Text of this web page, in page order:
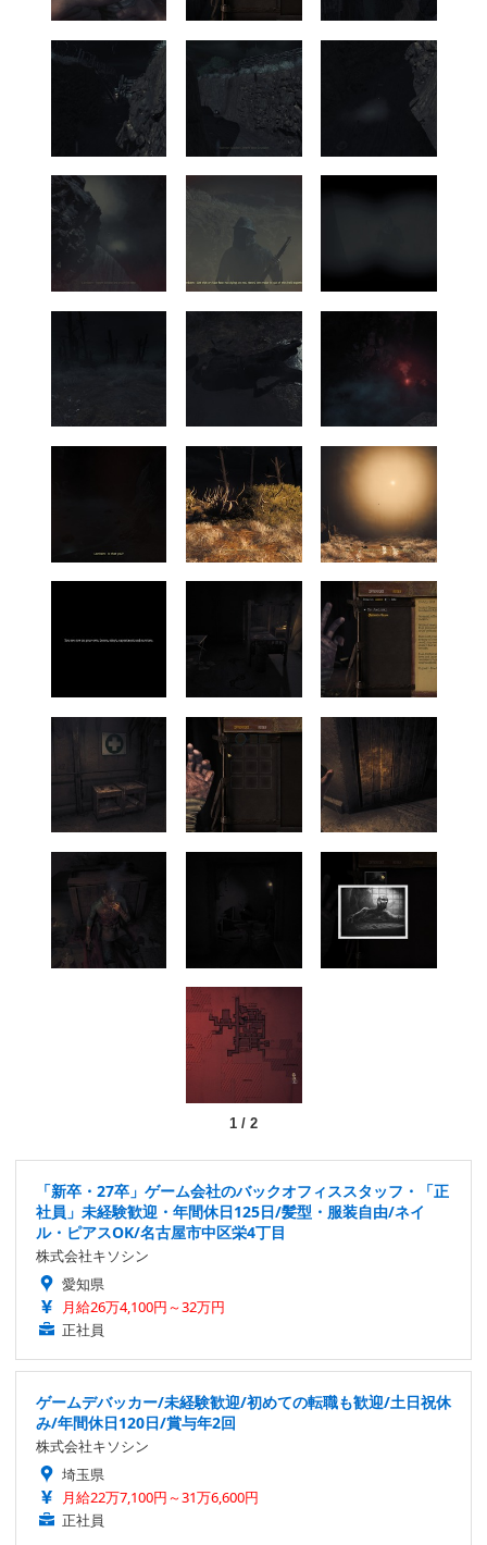
1/ 2
「新卒・27卒」ゲーム会社のバックオフィススタッフ・「正
社員」未経験歓迎・年間休日125日/髪型・服装自由/ネイ
ル・ピアスOK/名古屋市中区栄4丁目
株式会社キソシン
愛知県
月給26万4,100円～32万円
正社員
ゲームデバッカー/未経験歓迎/初めての転職も歓迎/土日祝休
み/年間休日120日/賞与年2回
株式会社キソシン
埼玉県
月給22万7,100円～31万6,600円
正社員